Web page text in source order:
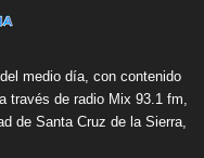
medio día, con contenido
través de radio Mix 93.1 fm,
de Santa Cruz de la Sierra,